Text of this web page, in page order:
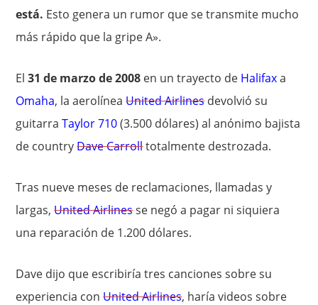
está. Esto genera un rumor que se transmite mucho
más rápido que la gripe A».
El31 de marzo de 2008 en un trayecto de Halifaxa
Omaha, la aerolíneaUnited Airlinesdevolvió su
guitarraTaylor 710(3.500 dólares) al anónimo bajista
de countryDave Carrolltotalmente destrozada.
Tras nueve meses de reclamaciones, llamadas y
largas,United Airlinesse negó a pagar ni siquiera
una reparación de 1.200 dólares.
Dave dijo que escribiría tres canciones sobre su
experiencia conUnited Airlines, haría videos sobre